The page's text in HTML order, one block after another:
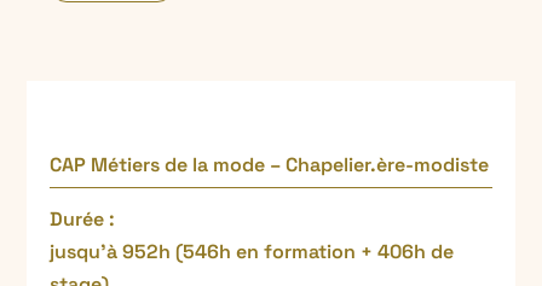
CAP Métiers de la mode – Chapelier.ère-modiste
Durée :
jusqu’à 952h (546h en formation + 406h de